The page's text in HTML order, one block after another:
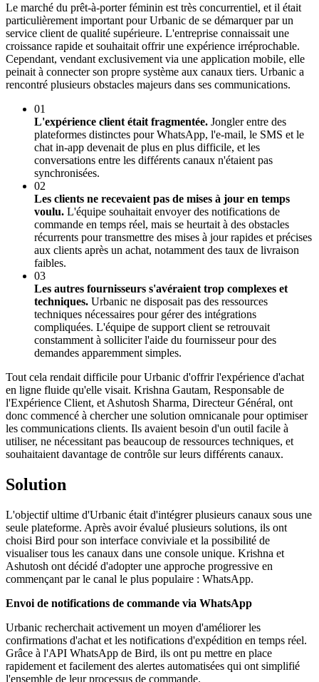
Le marché du prêt-à-porter féminin est très concurrentiel, et il était
particulièrement important pour Urbanic de se démarquer par un
service client de qualité supérieure. L'entreprise connaissait une
croissance rapide et souhaitait offrir une expérience irréprochable.
Cependant, vendant exclusivement via une application mobile, elle
peinait à connecter son propre système aux canaux tiers. Urbanic a
rencontré plusieurs obstacles majeurs dans ses communications.
01
L'expérience client était fragmentée. Jongler entre des
plateformes distinctes pour WhatsApp, l'e-mail, le SMS et le
chat in-app devenait de plus en plus difficile, et les
conversations entre les différents canaux n'étaient pas
synchronisées.
02
Les clients ne recevaient pas de mises à jour en temps
voulu. L'équipe souhaitait envoyer des notifications de
commande en temps réel, mais se heurtait à des obstacles
récurrents pour transmettre des mises à jour rapides et précises
aux clients après un achat, notamment des taux de livraison
faibles.
03
Les autres fournisseurs s'avéraient trop complexes et
techniques. Urbanic ne disposait pas des ressources
techniques nécessaires pour gérer des intégrations
compliquées. L'équipe de support client se retrouvait
constamment à solliciter l'aide du fournisseur pour des
demandes apparemment simples.
Tout cela rendait difficile pour Urbanic d'offrir l'expérience d'achat
en ligne fluide qu'elle visait. Krishna Gautam, Responsable de
l'Expérience Client, et Ashutosh Sharma, Directeur Général, ont
donc commencé à chercher une solution omnicanale pour optimiser
les communications clients. Ils avaient besoin d'un outil facile à
utiliser, ne nécessitant pas beaucoup de ressources techniques, et
souhaitaient davantage de contrôle sur leurs différents canaux.
Solution
L'objectif ultime d'Urbanic était d'intégrer plusieurs canaux sous une
seule plateforme. Après avoir évalué plusieurs solutions, ils ont
choisi Bird pour son interface conviviale et la possibilité de
visualiser tous les canaux dans une console unique. Krishna et
Ashutosh ont décidé d'adopter une approche progressive en
commençant par le canal le plus populaire : WhatsApp.
Envoi de notifications de commande via WhatsApp
Urbanic recherchait activement un moyen d'améliorer les
confirmations d'achat et les notifications d'expédition en temps réel.
Grâce à l'API WhatsApp de Bird, ils ont pu mettre en place
rapidement et facilement des alertes automatisées qui ont simplifié
l'ensemble de leur processus de commande.